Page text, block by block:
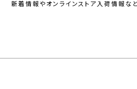
新着情報やオンラインストア入荷情報な